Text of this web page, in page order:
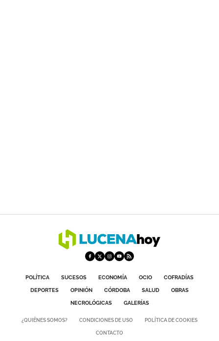
POLÍTICA SUCESOS ECONOMÍA OCIO
COFRADÍAS
DEPORTES
OPINIÓN CÓRDOBA SALUD
OBRAS
NECROLÓGICAS
GALERÍAS
¿QUIÉNES SOMOS? CONDICIONES DE USO POLÍTICA DE COOKIES
CONTACTO